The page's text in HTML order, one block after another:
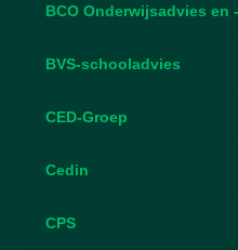
BCO Onderwijsadvies en
BVS-schooladvies
CED-Groep
Cedin
CPS